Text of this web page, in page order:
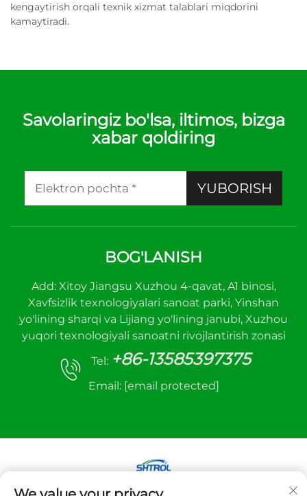
kengaytirish orqali texnik xizmat talablari miqdorini
kamaytiradi.
Savolaringiz bo'lsa, iltimos, bizga
xabar qoldiring
YUBORISH
BOG'LANISH
Add: Xitoy Jiangsu Xuzhou 4-qavat, A1 binosi,
Xavfsizlik texnologiyalari sanoat parki, Yinshan
yo'lining sharqi va Lijiang yo'lining janubi, Xuzhou
yuqori texnologiyali sanoatni rivojlantirish zonasi
Tel: +86-13585397375
Email: [email protected]